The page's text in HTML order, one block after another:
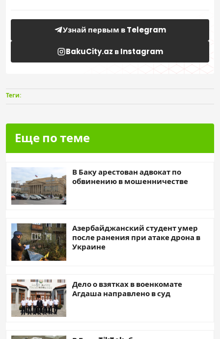
Узнай первым в Telegram
BakuCity.az в Instagram
Теги:
Еще по теме
В Баку арестован адвокат по
обвинению в мошенничестве
Азербайджанский студент умер
после ранения при атаке дрона в
Украине
Дело о взятках в военкомате
Агдаша направлено в суд